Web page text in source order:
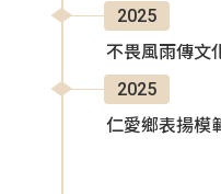
2025
不畏風雨傳文
2025
仁愛鄉表揚模